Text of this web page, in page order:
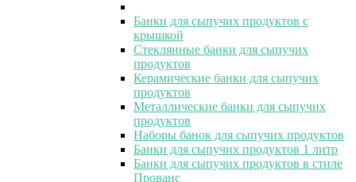
Банки для сыпучих продуктов с
крышкой
Стеклянные банки для сыпучих
продуктов
Керамические банки для сыпучих
продуктов
Металлические банки для сыпучих
продуктов
Наборы банок для сыпучих продуктов
Банки для сыпучих продуктов 1 литр
Банки для сыпучих продуктов в стиле
Прованс